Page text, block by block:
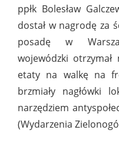
ppłk Bolesław
dostał w nagrodę za
posadę w
wojewódzki
etaty na walkę na
brzmiały nagłówki
narzędziem
(Wydarzenia